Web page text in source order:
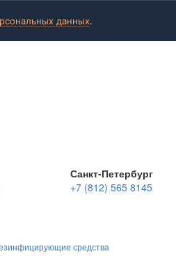
данных.
Санкт-Петербург
+7 (812) 565 8145
средства